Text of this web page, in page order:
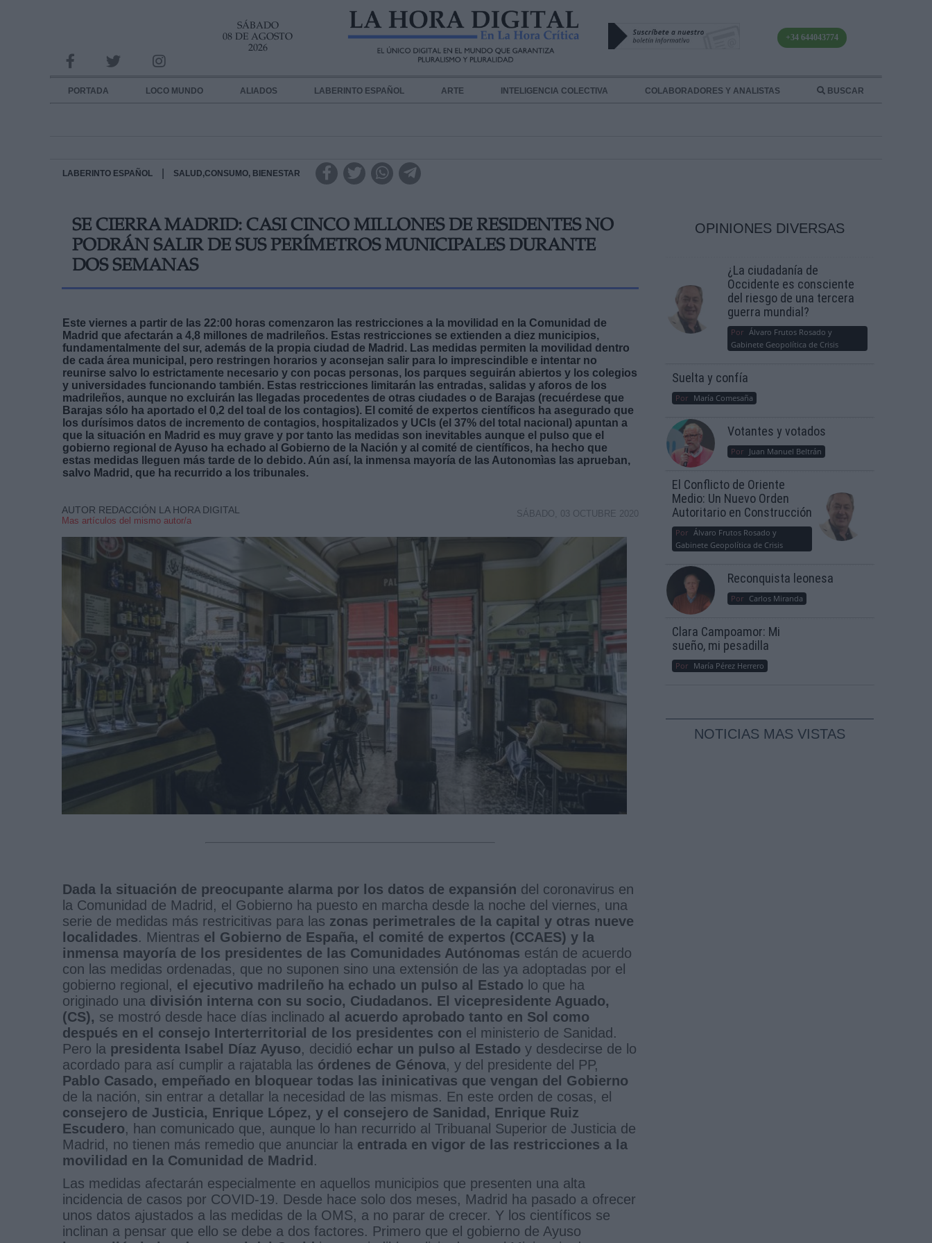
SÁBADO
08 DE AGOSTO
2026
+34 644043774
PORTADA LOCO MUNDO ALIADOS LABERINTO ESPAÑOL ARTE INTELIGENCIA COLECTIVA COLABORADORES Y ANALISTAS BUSCAR
LABERINTO ESPAÑOL SALUD,CONSUMO, BIENESTAR
SE CIERRA MADRID: CASI CINCO MILLONES DE RESIDENTES NO
PODRÁN SALIR DE SUS PERÍMETROS MUNICIPALES DURANTE
DOS SEMANAS
Este viernes a partir de las 22:00 horas comenzaron las restricciones a la movilidad en la Comunidad de
Madrid que afectarán a 4,8 millones de madrileños. Estas restricciones se extienden a diez municipios,
fundamentalmente del sur, además de la propia ciudad de Madrid. Las medidas permiten la movilidad dentro
de cada área municipal, pero restringen horarios y aconsejan salir para lo imprescindible e intentar no
reunirse salvo lo estrictamente necesario y con pocas personas, los parques seguirán abiertos y los colegios
y universidades funcionando también. Estas restricciones limitarán las entradas, salidas y aforos de los
madrileños, aunque no excluirán las llegadas procedentes de otras ciudades o de Barajas (recuérdese que
Barajas sólo ha aportado el 0,2 del toal de los contagios). El comité de expertos científicos ha asegurado que
los durísimos datos de incremento de contagios, hospitalizados y UCIs (el 37% del total nacional) apuntan a
que la situación en Madrid es muy grave y por tanto las medidas son inevitables aunque el pulso que el
gobierno regional de Ayuso ha echado al Gobierno de la Nación y al comité de científicos, ha hecho que
estas medidas lleguen más tarde de lo debido. Aún así, la inmensa mayoría de las Autonomìas las aprueban,
salvo Madrid, que ha recurrido a los tribunales.
AUTOR REDACCIÓN LA HORA DIGITAL
Mas artículos del mismo autor/a
SÁBADO, 03 OCTUBRE 2020
Dada la situación de preocupante alarma por los datos de expansión del coronavirus en
la Comunidad de Madrid, el Gobierno ha puesto en marcha desde la noche del viernes, una
serie de medidas más restricitivas para las zonas perimetrales de la capital y otras nueve
localidades. Mientras el Gobierno de España, el comité de expertos (CCAES) y la
inmensa mayoría de los presidentes de las Comunidades Autónomas están de acuerdo
con las medidas ordenadas, que no suponen sino una extensión de las ya adoptadas por el
gobierno regional, el ejecutivo madrileño ha echado un pulso al Estado lo que ha
originado una división interna con su socio, Ciudadanos. El vicepresidente Aguado,
(CS), se mostró desde hace días inclinado al acuerdo aprobado tanto en Sol como
después en el consejo Interterritorial de los presidentes con el ministerio de Sanidad.
Pero la presidenta Isabel Díaz Ayuso, decidió echar un pulso al Estado y desdecirse de lo
acordado para así cumplir a rajatabla las órdenes de Génova, y del presidente del PP,
Pablo Casado, empeñado en bloquear todas las ininicativas que vengan del Gobierno
de la nación, sin entrar a detallar la necesidad de las mismas. En este orden de cosas, el
consejero de Justicia, Enrique López, y el consejero de Sanidad, Enrique Ruiz
Escudero, han comunicado que, aunque lo han recurrido al Tribuanal Superior de Justicia de
Madrid, no tienen más remedio que anunciar la entrada en vigor de las restricciones a la
movilidad en la Comunidad de Madrid.
Las medidas afectarán especialmente en aquellos municipios que presenten una alta
incidencia de casos por COVID-19. Desde hace solo dos meses, Madrid ha pasado a ofrecer
unos datos ajustados a las medidas de la OMS, a no parar de crecer. Y los científicos se
inclinan a pensar que ello se debe a dos factores. Primero que el gobierno de Ayuso
OPINIONES DIVERSAS
¿La ciudadanía de
Occidente es consciente
del riesgo de una tercera
guerra mundial?
Por Álvaro Frutos Rosado y
Gabinete Geopolítica de Crisis
Suelta y confía
Por María Comesaña
Votantes y votados
Por Juan Manuel Beltrán
El Conflicto de Oriente
Medio: Un Nuevo Orden
Autoritario en Construcción
Por Álvaro Frutos Rosado y
Gabinete Geopolítica de Crisis
Reconquista leonesa
Por Carlos Miranda
Clara Campoamor: Mi
sueño, mi pesadilla
Por María Pérez Herrero
NOTICIAS MAS VISTAS
INFORMACION SOBRE LA PROTECCIÓN DE TUS DATOS
Responsable:
Destinatarios:
link
Información adicional
link